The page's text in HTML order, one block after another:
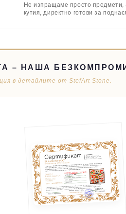
Не изпращаме просто предмети,
кутия, директно готови за
– НАША
в детайлите от StefArt Stone.